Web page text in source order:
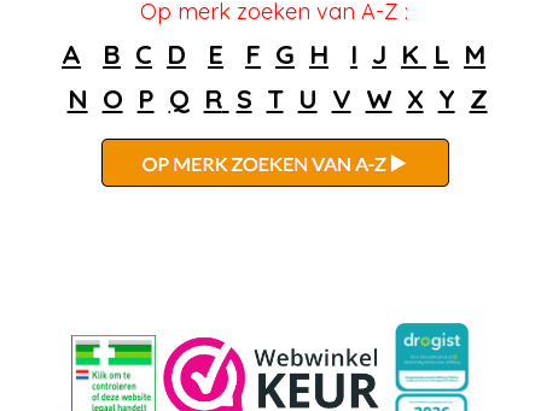
Op merk zoeken van A-Z :
A B C D E F G H I J K L M
N O P Q R S T U V W X Y Z